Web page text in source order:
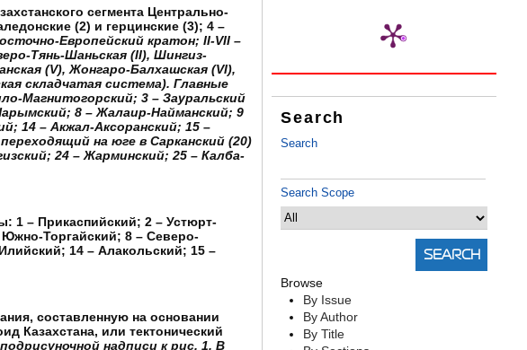
Search
Search
Search Scope
Browse
By Issue
By Author
By Title
сегмента Центрально-
(2) и герцинские (3); 4 –
Европейский кратон; II-VII –
Тянь-Шаньская (II), Шингиз-
(V), Жонгаро-Балхашская (VI),
складчатая система). Главные
Магнитогорский; 3 – Зауральский
8 – Жалаир-Найманский; 9
14 – Акжал-Аксоранский; 15 –
на юге в Сарканский (20)
24 – Жарминский; 25 – Калба-
1 – Прикаспийский; 2 – Устюрт-
Торгайский; 8 – Северо-
14 – Алакольский; 15 –
составленную на основании
Казахстана, или тектонический
надписи к рис. 1. В